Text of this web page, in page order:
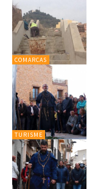
COMARCAS
TURISME